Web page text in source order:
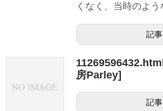
くなく、当時のよ
記
房Parley]
記